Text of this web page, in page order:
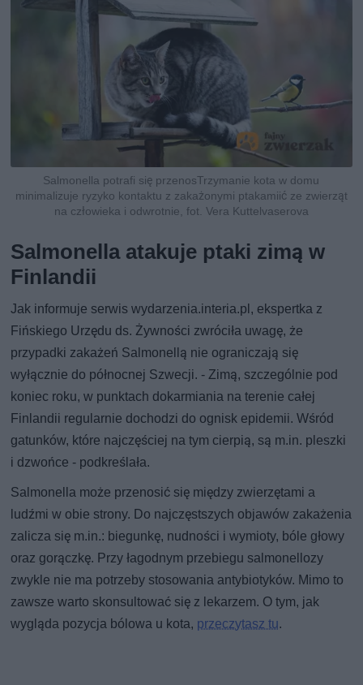
Salmonella potrafi się przenosTrzymanie kota w domu
minimalizuje ryzyko kontaktu z zakażonymi ptakamiić ze zwierząt
na człowieka i odwrotnie, fot. Vera Kuttelvaserova
Salmonella atakuje ptaki zimą w
Finlandii
Jak informuje serwis wydarzenia.interia.pl, ekspertka z
Fińskiego Urzędu ds. Żywności zwróciła uwagę, że
przypadki zakażeń Salmonellą nie ograniczają się
wyłącznie do północnej Szwecji. - Zimą, szczególnie pod
koniec roku, w punktach dokarmiania na terenie całej
Finlandii regularnie dochodzi do ognisk epidemii. Wśród
gatunków, które najczęściej na tym cierpią, są m.in. pleszki
i dzwońce - podkreślała.
Salmonella może przenosić się między zwierzętami a
ludźmi w obie strony. Do najczęstszych objawów zakażenia
zalicza się m.in.: biegunkę, nudności i wymioty, bóle głowy
oraz gorączkę. Przy łagodnym przebiegu salmonellozy
zwykle nie ma potrzeby stosowania antybiotyków. Mimo to
zawsze warto skonsultować się z lekarzem. O tym, jak
wygląda pozycja bólowa u kota, przeczytasz tu.